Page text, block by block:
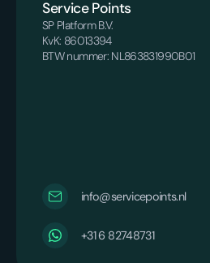
Service Points
SP Platform B.V.
KvK: 86013394
BTW nummer: NL863831990B01
info@servicepoints.nl
‪+31 6 82748731‬